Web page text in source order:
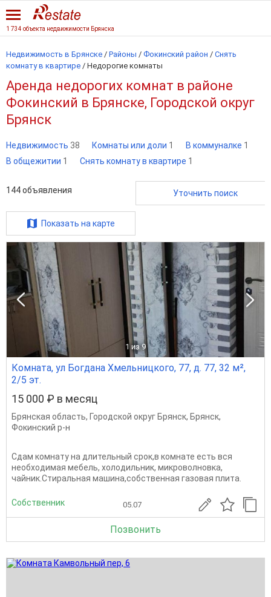
1 734 объекта недвижимости Брянска
Недвижимость в Брянске / Районы / Фокинский район / Снять
комнату в квартире / Недорогие комнаты
Аренда недорогих комнат в районе
Фокинский в Брянске, Городской округ
Брянск
Недвижимость 38 Комнаты или доли 1 В коммуналке 1
В общежитии 1 Снять комнату в квартире 1
144объявления Уточнить поиск
Показать на карте
1 из 9
Комната, ул Богдана Хмельницкого, 77, д. 77, 32 м²,
2/5 эт.
15 000 ₽ в месяц
Брянская область, Городской округ Брянск, Брянск,
Фокинский р-н
Сдам комнату на длительный срок,в комнате есть вся
необходимая мебель, холодильник, микроволновка,
чайник.Стиральная машина,собственная газовая плита.
Собственник 05.07
Позвонить